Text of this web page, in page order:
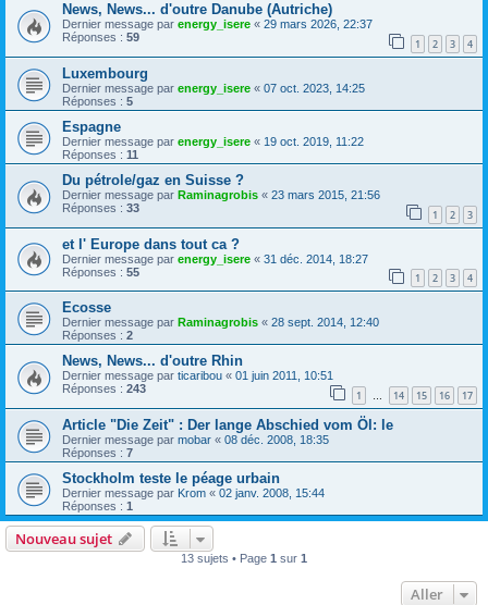
News, News... d'outre Danube (Autriche)
Dernier message par energy_isere « 29 mars 2026, 22:37
Réponses : 59 1 2 3 4
Luxembourg
Dernier message par energy_isere « 07 oct. 2023, 14:25
Réponses : 5
Espagne
Dernier message par energy_isere « 19 oct. 2019, 11:22
Réponses : 11
Du pétrole/gaz en Suisse ?
Dernier message par Raminagrobis « 23 mars 2015, 21:56
Réponses : 33 1 2 3
et l' Europe dans tout ca ?
Dernier message par energy_isere « 31 déc. 2014, 18:27
Réponses : 55 1 2 3 4
Ecosse
Dernier message par Raminagrobis « 28 sept. 2014, 12:40
Réponses : 2
News, News... d'outre Rhin
Dernier message par ticaribou « 01 juin 2011, 10:51
Réponses : 243 1 … 14 15 16 17
Article "Die Zeit" : Der lange Abschied vom Öl: le
Dernier message par mobar « 08 déc. 2008, 18:35
Réponses : 7
Stockholm teste le péage urbain
Dernier message par Krom « 02 janv. 2008, 15:44
Réponses : 1
Nouveau sujet
13 sujets • Page 1 sur 1
Aller